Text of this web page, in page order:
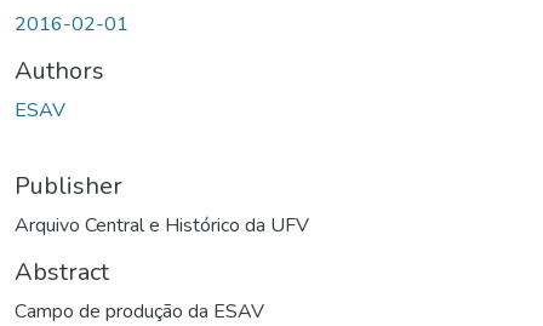
2016-02-01
Authors
ESAV
Publisher
Arquivo Central e Histórico da UFV
Abstract
Campo de produção da ESAV